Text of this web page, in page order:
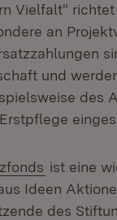
Vielfalt“
an
und
des
(Öffnet in
ist eine
Ideen
des